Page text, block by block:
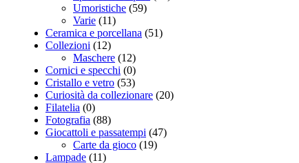
Umoristiche (59)
Varie (11)
Ceramica e porcellana (51)
Collezioni (12)
Maschere (12)
Cornici e specchi (0)
Cristallo e vetro (53)
Curiosità da collezionare (20)
Filatelia (0)
Fotografia (88)
Giocattoli e passatempi (47)
Carte da gioco (19)
Lampade (11)